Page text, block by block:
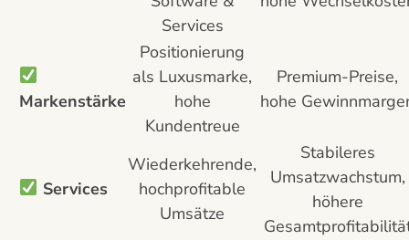
Services
Markenstärke
Positionierung
als Luxusmarke,
hohe
Kundentreue
Premium-Preise,
hohe
Services
Wiederkehrende,
hochprofitable
Umsätze
Stabileres
Umsatzwachstum,
höhere